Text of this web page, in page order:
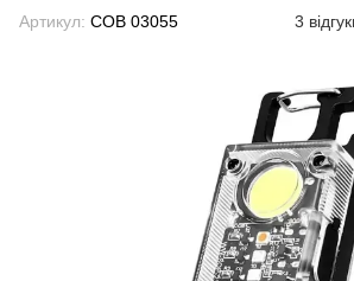
Артикул: COB 03055 3